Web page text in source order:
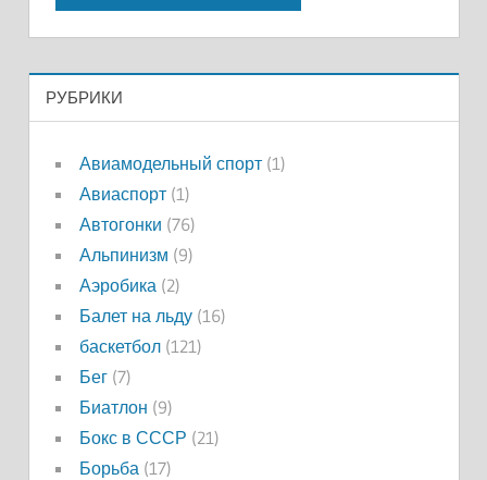
РУБРИКИ
Авиамодельный спорт(1)
Авиаспорт(1)
Автогонки (76)
Альпинизм (9)
Аэробика (2)
Балет на льду(16)
баскетбол(121)
Бег(7)
Биатлон (9)
Бокс в СССР (21)
Борьба (17)